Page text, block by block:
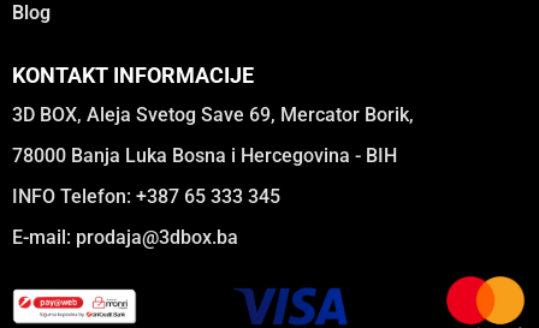
Blog
KONTAKT INFORMACIJE
3D BOX, Aleja Svetog Save 69, Mercator Borik,
78000 Banja Luka Bosna i Hercegovina - BIH
INFO Telefon: +387 65 333 345
E-mail: prodaja@3dbox.ba